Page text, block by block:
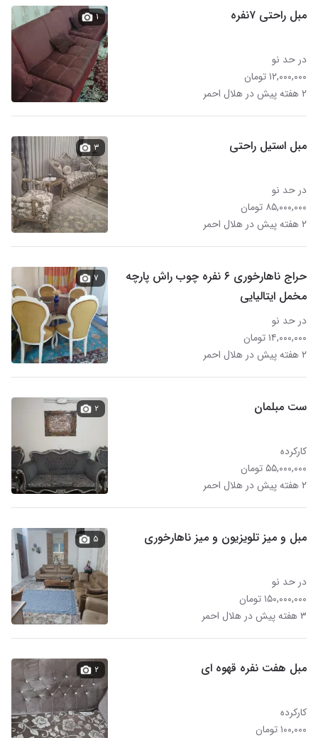
مبل راحتی ۷نفره
در حد نو
۱۲,۰۰۰,۰۰۰ تومان
۲ هفته پیش در هلال احمر
۱
مبل استیل راحتی
در حد نو
۸۵,۰۰۰,۰۰۰ تومان
۲ هفته پیش در هلال احمر
۳
حراج ناهارخوری ۶ نفره چوب راش پارچه
مخمل ایتالیایی
در حد نو
۱۴,۰۰۰,۰۰۰ تومان
۲ هفته پیش در هلال احمر
۷
ست مبلمان
کارکرده
۵۵,۰۰۰,۰۰۰ تومان
۲ هفته پیش در هلال احمر
۲
مبل و میز تلویزیون و میز ناهارخوری
در حد نو
۱۵۰,۰۰۰,۰۰۰ تومان
۳ هفته پیش در هلال احمر
۵
مبل هفت نفره قهوه ای
کارکرده
۱۰۰,۰۰۰ تومان
۲